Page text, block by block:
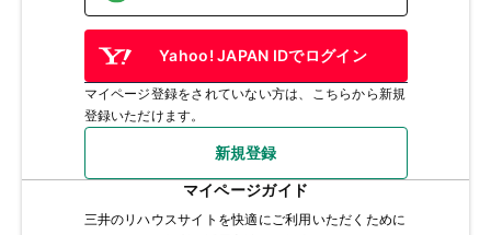
Yahoo! JAPAN IDでログイン
マイページ登録をされていない方は、こちらから新規
登録いただけます。
新規登録
マイページガイド
三井のリハウスサイトを快適にご利用いただくために